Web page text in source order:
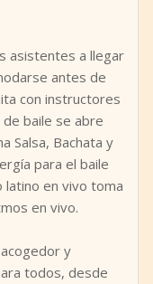
asistentes a llegar
antes de
con instructores
baile se abre
Salsa, Bachata y
para el baile
latino en vivo toma
en vivo.
y
todos, desde